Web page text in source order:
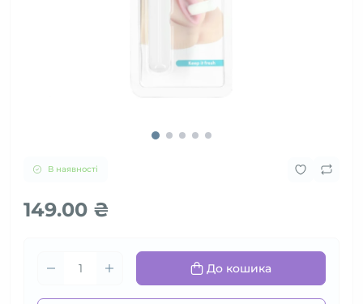
В наявності
149.00 ₴
До кошика